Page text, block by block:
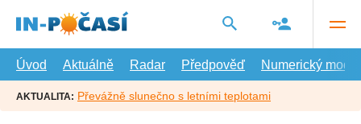
hlavní
Úvod
Aktuálně Radar Předpověď Numerický model
AKTUALITA: Převážně slunečno s letními teplotami